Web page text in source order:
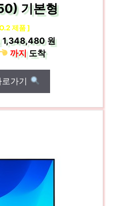
기본형
제품 ]
1,348,480 원
까지도착
가기